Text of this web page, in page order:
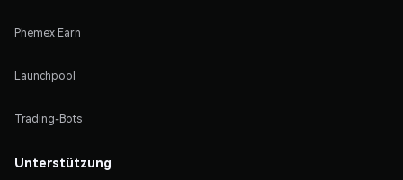
Phemex Earn
Launchpool
Trading-Bots
Unterstützung